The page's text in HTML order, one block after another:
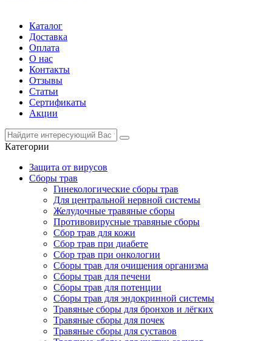
Каталог
Доставка
Оплата
О нас
Контакты
Отзывы
Статьи
Сертификаты
Акции
Категории
Защита от вирусов
Сборы трав
Гинекологические сборы трав
Для центральной нервной системы
Желудочные травяные сборы
Противовирусные травяные сборы
Сбор трав для кожи
Сбор трав при диабете
Сбор трав при онкологии
Сборы трав для очищения организма
Сборы трав для печени
Сборы трав для потенции
Сборы трав для эндокринной системы
Травяные сборы для бронхов и лёгких
Травяные сборы для почек
Травяные сборы для суставов